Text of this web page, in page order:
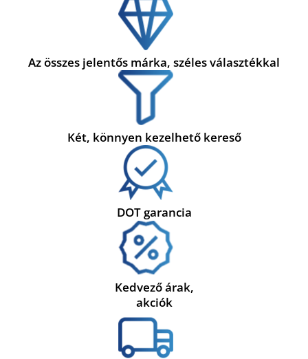
Az összes jelentős márka, széles választékkal
Két, könnyen kezelhető kereső
DOT garancia
Kedvező árak,
akciók